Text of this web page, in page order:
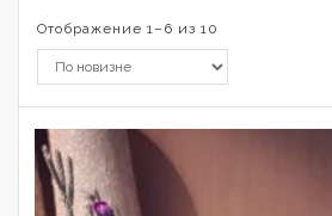
Отображение 1–6 из 10